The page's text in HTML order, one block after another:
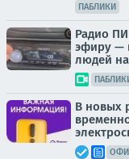
ПАБЛИКИ
Радио
эфиру —
людей
В новых